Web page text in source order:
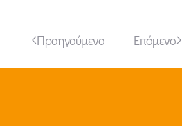
Προηγούμενο Επόμενο